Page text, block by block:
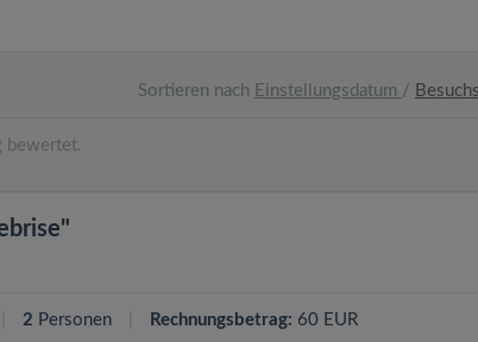
Sortieren nach Einstellungsdatum /
bewertet.
2 Personen Rechnungsbetrag: 60 EUR